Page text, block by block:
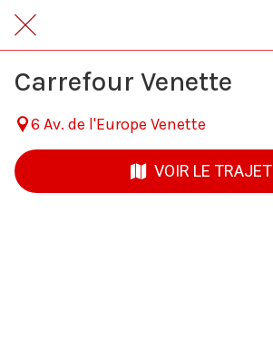
Carrefour Venette
6 Av. de l'Europe Venette
VOIR LE TRAJET